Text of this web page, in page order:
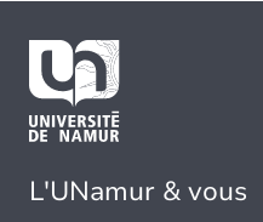
L'UNamur & vous